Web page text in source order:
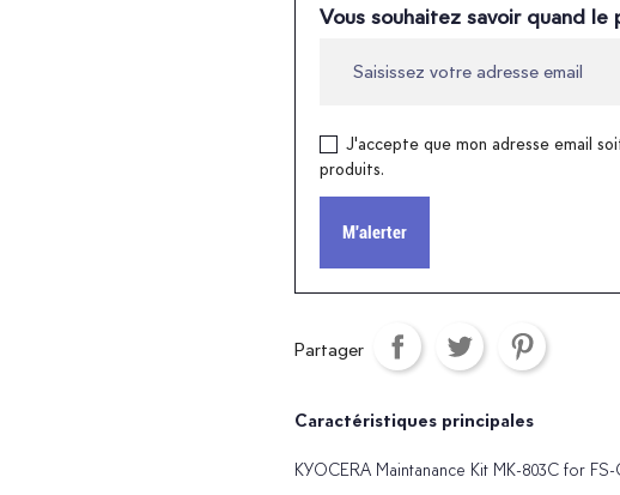
Vous souhaitez savoir quand
J'accepte que mon adresse email
produits.
M'alerter
Partager
Caractéristiques principales
KYOCERA Maintanance Kit MK-803C for